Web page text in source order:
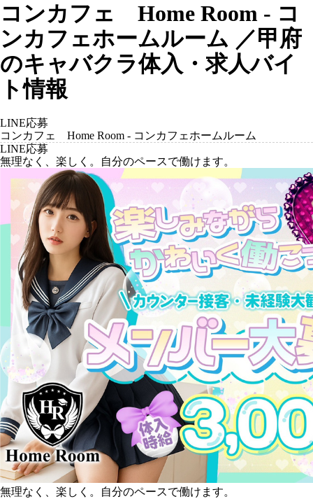
コンカフェ Home Room - コ
ンカフェホームルーム ／甲府
のキャバクラ体入・求人バイ
ト情報
LINE応募
コンカフェ Home Room - コンカフェホームルーム
LINE応募
無理なく、楽しく。自分のペースで働けます。
無理なく、楽しく。自分のペースで働けます。